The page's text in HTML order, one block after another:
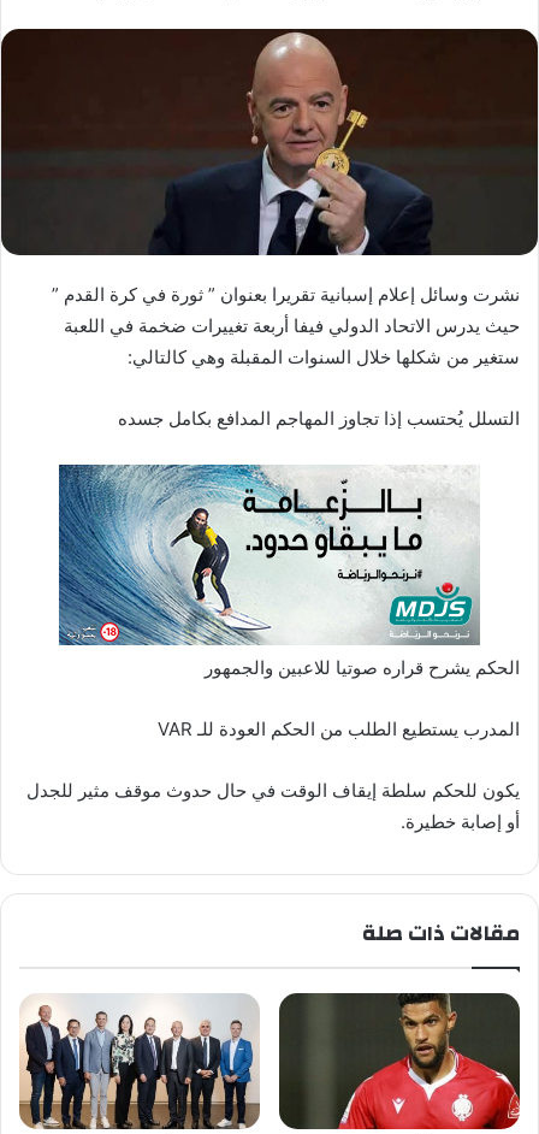
ك
ت
ر
ن
نشرت وسائل إعلام إسبانية تقريرا بعنوان ” ثورة في كرة القدم ”
حيث يدرس الاتحاد الدولي فيفا أربعة تغييرات ضخمة في اللعبة
ستغير من شكلها خلال السنوات المقبلة وهي كالتالي:
التسلل يُحتسب إذا تجاوز المهاجم المدافع بكامل جسده
الحكم يشرح قراره صوتيا للاعبين والجمهور
المدرب يستطيع الطلب من الحكم العودة للـ VAR
يكون للحكم سلطة إيقاف الوقت في حال حدوث موقف مثير للجدل
أو إصابة خطيرة.
مقالات ذات صلة